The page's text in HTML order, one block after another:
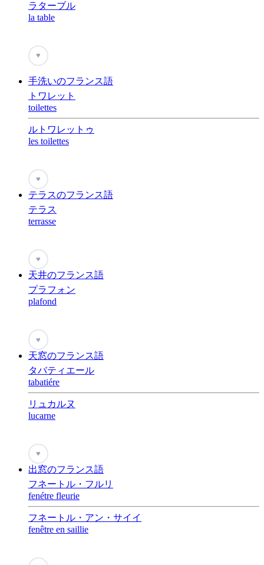
ラターブル
la table
♥
手洗いのフランス語
トワレット
toilettes
ルトワレットゥ
les toilettes
♥
テラスのフランス語
テラス
terrasse
♥
天井のフランス語
プラフォン
plafond
♥
天窓のフランス語
タバティエール
tabatiére
リュカルヌ
lucarne
♥
出窓のフランス語
フネートル・フルリ
fenétre fleurie
フネートル・アン・サイイ
fenêtre en saillie